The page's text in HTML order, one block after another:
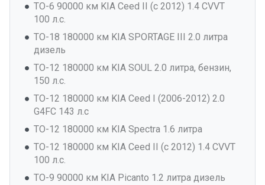
ТО-6 90000 км KIA Ceed II (с 2012) 1.4 CVVT
100 л.с.
ТО-18 180000 км KIA SPORTAGE III 2.0 литра
дизель
ТО-12 180000 км KIA SOUL 2.0 литра, бензин,
150 л.с.
ТО-12 180000 км KIA Ceed I (2006-2012) 2.0
G4FC 143 л.с
ТО-12 180000 км KIA Spectra 1.6 литра
ТО-12 180000 км KIA Ceed II (с 2012) 1.4 CVVT
100 л.с.
ТО-9 90000 км KIA Picanto 1.2 литра дизель